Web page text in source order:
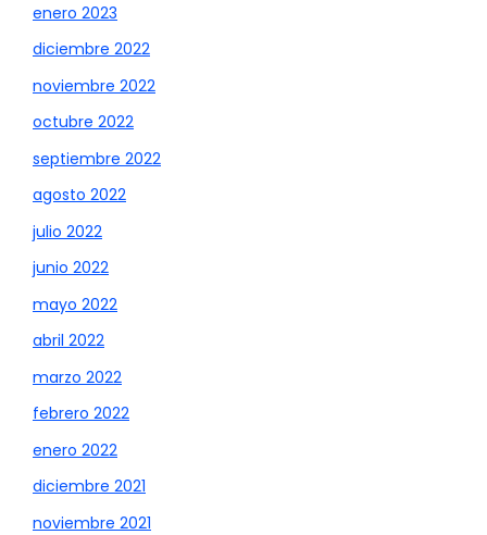
enero 2023
diciembre 2022
noviembre 2022
octubre 2022
septiembre 2022
agosto 2022
julio 2022
junio 2022
mayo 2022
abril 2022
marzo 2022
febrero 2022
enero 2022
diciembre 2021
noviembre 2021